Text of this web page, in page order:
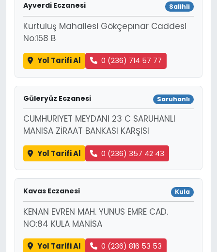
Ayverdi Eczanesi Salihli
Kurtuluş Mahallesi Gökçepınar Caddesi
No:158 B
Yol Tarifi Al 0 (236) 714 57 77
Güleryüz Eczanesi Saruhanlı
CUMHURIYET MEYDANI 23 C SARUHANLI
MANISA ZİRAAT BANKASI KARŞISI
Yol Tarifi Al 0 (236) 357 42 43
Kavas Eczanesi Kula
KENAN EVREN MAH. YUNUS EMRE CAD.
NO:84 KULA MANİSA
Yol Tarifi Al 0 (236) 816 53 53